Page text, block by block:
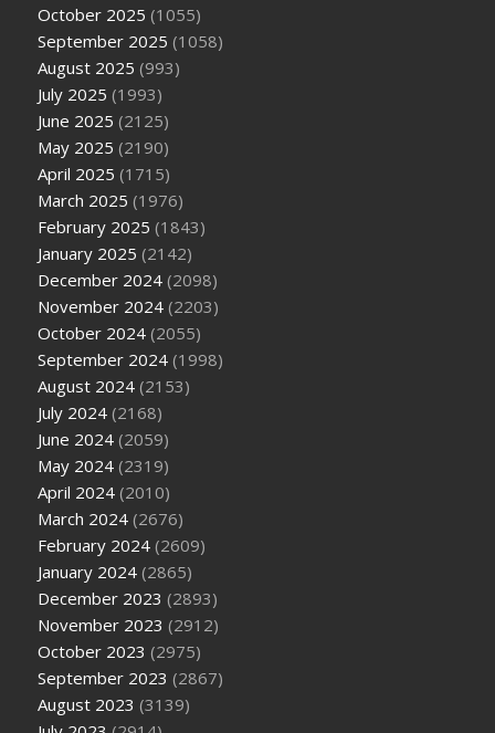
October 2025 (1055)
September 2025 (1058)
August 2025 (993)
July 2025 (1993)
June 2025 (2125)
May 2025 (2190)
April 2025 (1715)
March 2025 (1976)
February 2025 (1843)
January 2025 (2142)
December 2024 (2098)
November 2024 (2203)
October 2024 (2055)
September 2024 (1998)
August 2024 (2153)
July 2024 (2168)
June 2024 (2059)
May 2024 (2319)
April 2024 (2010)
March 2024 (2676)
February 2024 (2609)
January 2024 (2865)
December 2023 (2893)
November 2023 (2912)
October 2023 (2975)
September 2023 (2867)
August 2023 (3139)